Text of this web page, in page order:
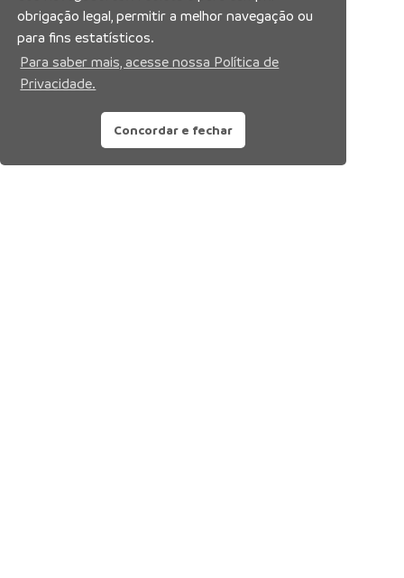
obrigação legal, permitir a melhor navegação ou
para fins estatísticos.
Para saber mais, acesse nossa Política de
Privacidade.
Concordar e fechar